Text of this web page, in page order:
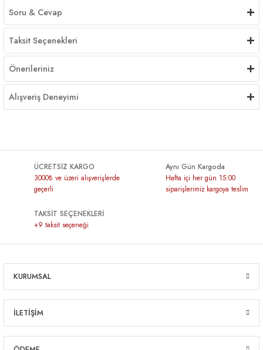
Soru & Cevap
Taksit Seçenekleri
Önerileriniz
Alışveriş Deneyimi
ÜCRETSİZ KARGO
3000₺ ve üzeri alışverişlerde
geçerli
Aynı Gün Kargoda
Hafta içi her gün 15:00
siparişlerimiz kargoya teslim
TAKSİT SEÇENEKLERİ
+9 taksit seçeneği
KURUMSAL
İLETİŞİM